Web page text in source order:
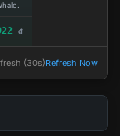
đ
(30s)Refresh Now